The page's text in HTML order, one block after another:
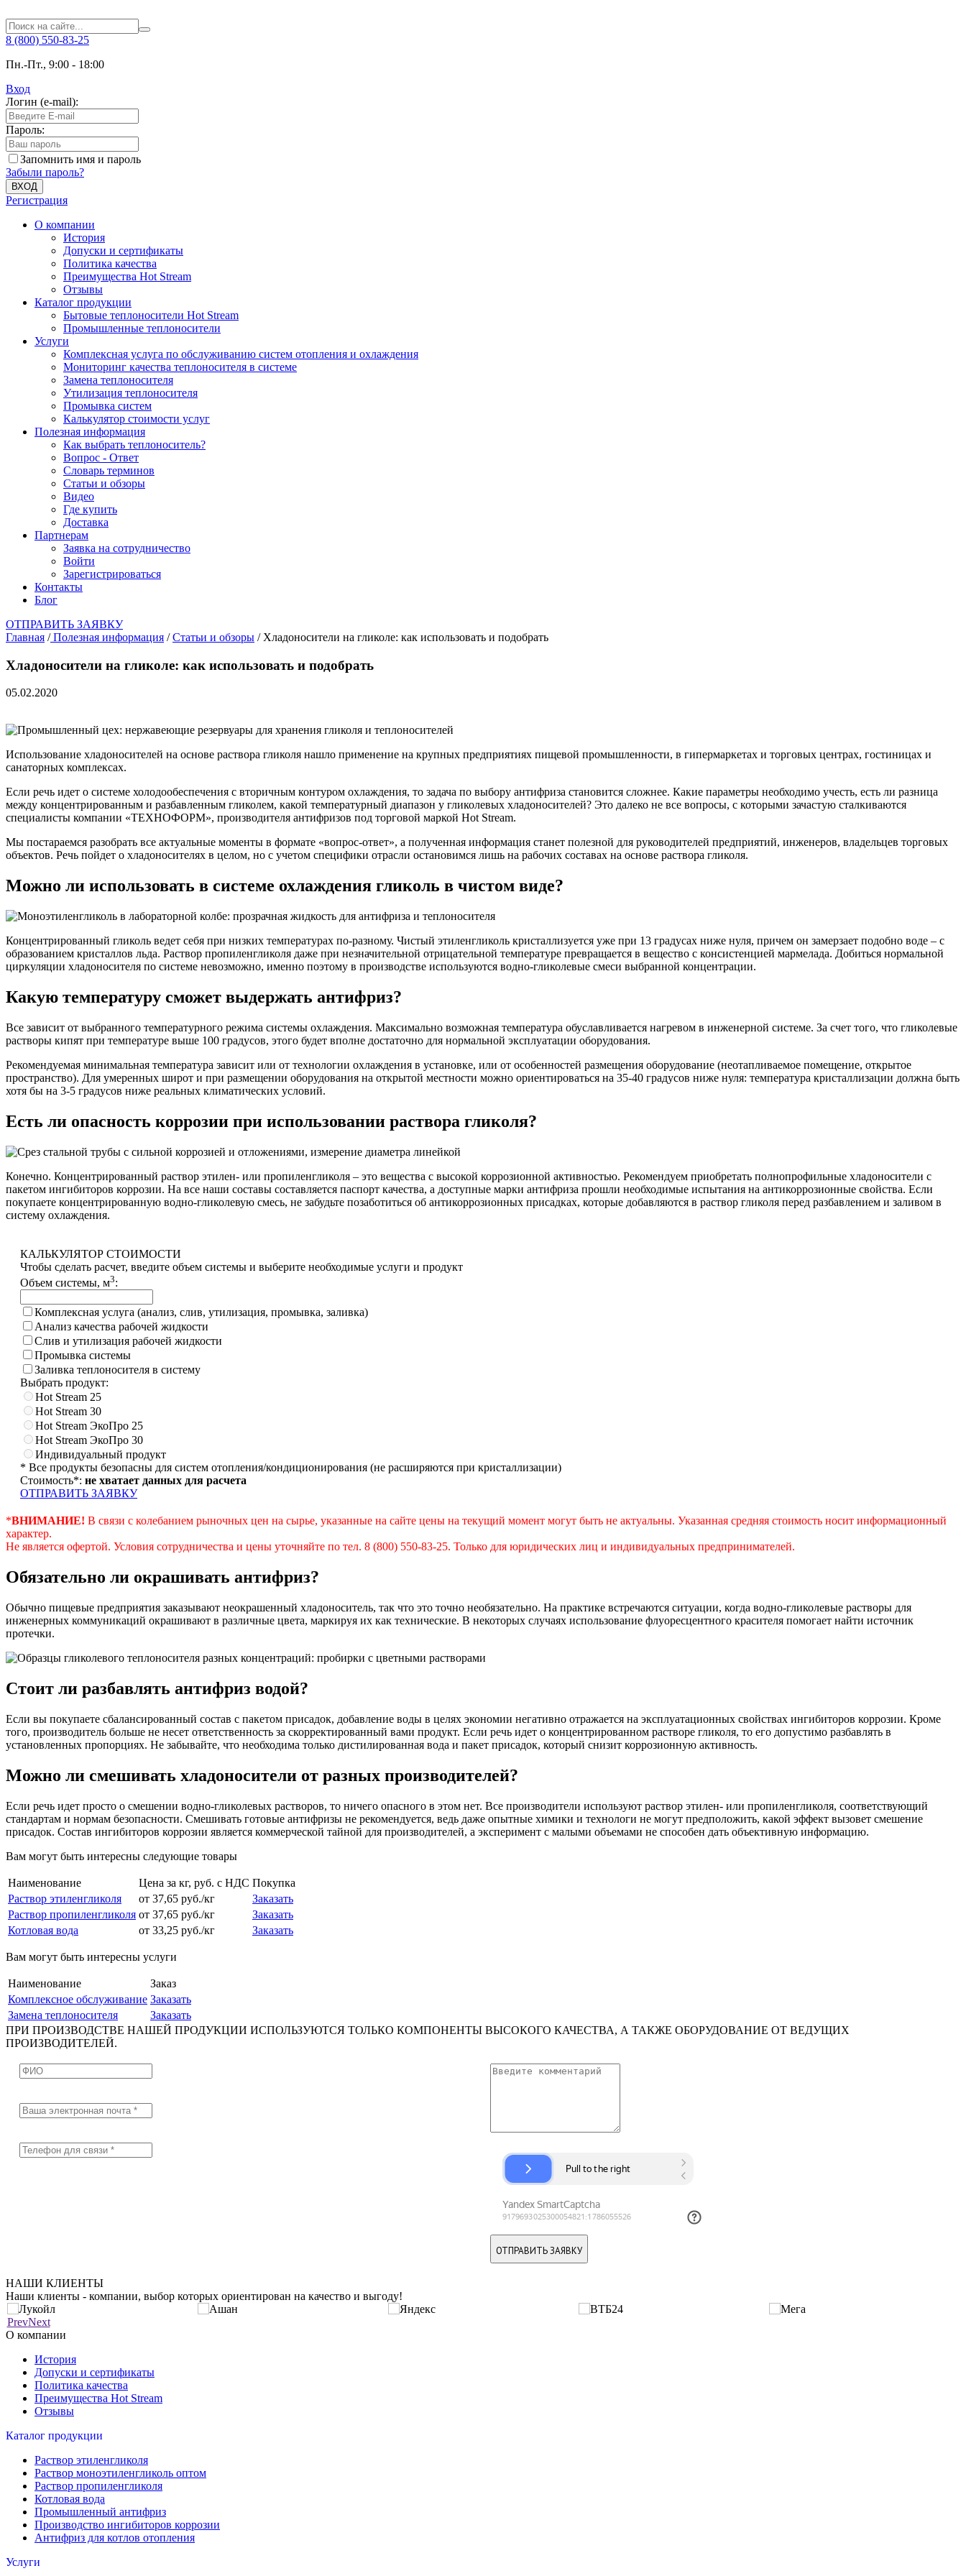
8 (800) 550-83-25
Пн.-Пт., 9:00 - 18:00
Вход
Логин (e-mail):
Пароль:
Запомнить имя и пароль
Забыли пароль?
ВХОД
Регистрация
О компании
История
Допуски и сертификаты
Политика качества
Преимущества Hot Stream
Отзывы
Каталог продукции
Бытовые теплоносители Hot Stream
Промышленные теплоносители
Услуги
Комплексная услуга по обслуживанию систем отопления и охлаждения
Мониторинг качества теплоносителя в системе
Замена теплоносителя
Утилизация теплоносителя
Промывка систем
Калькулятор стоимости услуг
Полезная информация
Как выбрать теплоноситель?
Вопрос - Ответ
Словарь терминов
Статьи и обзоры
Видео
Где купить
Доставка
Партнерам
Заявка на сотрудничество
Войти
Зарегистрироваться
Контакты
Блог
ОТПРАВИТЬ ЗАЯВКУ
Главная / Полезная информация / Статьи и обзоры / Хладоносители на гликоле: как использовать и подобрать
Хладоносители на гликоле: как использовать и подобрать
05.02.2020
Использование хладоносителей на основе раствора гликоля нашло применение на крупных предприятиях пищевой промышленности, в гипермаркетах и торговых центрах, гостиницах и
санаторных комплексах.
Если речь идет о системе холодообеспечения с вторичным контуром охлаждения, то задача по выбору антифриза становится сложнее. Какие параметры необходимо учесть, есть ли разница
между концентрированным и разбавленным гликолем, какой температурный диапазон у гликолевых хладоносителей? Это далеко не все вопросы, с которыми зачастую сталкиваются
специалисты компании «ТЕХНОФОРМ», производителя антифризов под торговой маркой Hot Stream.
Мы постараемся разобрать все актуальные моменты в формате «вопрос-ответ», а полученная информация станет полезной для руководителей предприятий, инженеров, владельцев торговых
объектов. Речь пойдет о хладоносителях в целом, но с учетом специфики отрасли остановимся лишь на рабочих составах на основе раствора гликоля.
Можно ли использовать в системе охлаждения гликоль в чистом виде?
Концентрированный гликоль ведет себя при низких температурах по-разному. Чистый этиленгликоль кристаллизуется уже при 13 градусах ниже нуля, причем он замерзает подобно воде – с
образованием кристаллов льда. Раствор пропиленгликоля даже при незначительной отрицательной температуре превращается в вещество с консистенцией мармелада. Добиться нормальной
циркуляции хладоносителя по системе невозможно, именно поэтому в производстве используются водно-гликолевые смеси выбранной концентрации.
Какую температуру сможет выдержать антифриз?
Все зависит от выбранного температурного режима системы охлаждения. Максимально возможная температура обуславливается нагревом в инженерной системе. За счет того, что гликолевые
растворы кипят при температуре выше 100 градусов, этого будет вполне достаточно для нормальной эксплуатации оборудования.
Рекомендуемая минимальная температура зависит или от технологии охлаждения в установке, или от особенностей размещения оборудование (неотапливаемое помещение, открытое
пространство). Для умеренных широт и при размещении оборудования на открытой местности можно ориентироваться на 35-40 градусов ниже нуля: температура кристаллизации должна быть
хотя бы на 3-5 градусов ниже реальных климатических условий.
Есть ли опасность коррозии при использовании раствора гликоля?
Конечно. Концентрированный раствор этилен- или пропиленгликоля – это вещества с высокой коррозионной активностью. Рекомендуем приобретать полнопрофильные хладоносители с
пакетом ингибиторов коррозии. На все наши составы составляется паспорт качества, а доступные марки антифриза прошли необходимые испытания на антикоррозионные свойства. Если
покупаете концентрированную водно-гликолевую смесь, не забудьте позаботиться об антикоррозионных присадках, которые добавляются в раствор гликоля перед разбавлением и заливом в
систему охлаждения.
КАЛЬКУЛЯТОР СТОИМОСТИ
Чтобы сделать расчет, введите объем системы и выберите необходимые услуги и продукт
Объем системы, м3:
Комплексная услуга (анализ, слив, утилизация, промывка, заливка)
Анализ качества рабочей жидкости
Слив и утилизация рабочей жидкости
Промывка системы
Заливка теплоносителя в систему
Выбрать продукт:
Hot Stream 25
Hot Stream 30
Hot Stream ЭкоПро 25
Hot Stream ЭкоПро 30
Индивидуальный продукт
* Все продукты безопасны для систем отопления/кондиционирования (не расширяются при кристаллизации)
Стоимость*: не хватает данных для расчета
ОТПРАВИТЬ ЗАЯВКУ
*ВНИМАНИЕ! В связи с колебанием рыночных цен на сырье, указанные на сайте цены на текущий момент могут быть не актуальны. Указанная средняя стоимость носит информационный
характер.
Не является офертой. Условия сотрудничества и цены уточняйте по тел. 8 (800) 550-83-25. Только для юридических лиц и индивидуальных предпринимателей.
Обязательно ли окрашивать антифриз?
Обычно пищевые предприятия заказывают неокрашенный хладоноситель, так что это точно необязательно. На практике встречаются ситуации, когда водно-гликолевые растворы для
инженерных коммуникаций окрашивают в различные цвета, маркируя их как технические. В некоторых случаях использование флуоресцентного красителя помогает найти источник
протечки.
Стоит ли разбавлять антифриз водой?
Если вы покупаете сбалансированный состав с пакетом присадок, добавление воды в целях экономии негативно отражается на эксплуатационных свойствах ингибиторов коррозии. Кроме
того, производитель больше не несет ответственность за скорректированный вами продукт. Если речь идет о концентрированном растворе гликоля, то его допустимо разбавлять в
установленных пропорциях. Не забывайте, что необходима только дистилированная вода и пакет присадок, который снизит коррозионную активность.
Можно ли смешивать хладоносители от разных производителей?
Если речь идет просто о смешении водно-гликолевых растворов, то ничего опасного в этом нет. Все производители используют раствор этилен- или пропиленгликоля, соответствующий
стандартам и нормам безопасности. Смешивать готовые антифризы не рекомендуется, ведь даже опытные химики и технологи не могут предположить, какой эффект вызовет смешение
присадок. Состав ингибиторов коррозии является коммерческой тайной для производителей, а эксперимент с малыми объемами не способен дать объективную информацию.
Вам могут быть интересны следующие товары
Наименование Цена за кг, руб. с НДС Покупка
Раствор этиленгликоля
от 37,65 руб./кг
Заказать
Раствор пропиленгликоля от 37,65 руб./кг
Заказать
Котловая вода
от 33,25 руб./кг Заказать
Вам могут быть интересны услуги
Наименование
Заказ
Комплексное обслуживание Заказать
Замена теплоносителя
Заказать
ПРИ ПРОИЗВОДСТВЕ НАШЕЙ ПРОДУКЦИИ ИСПОЛЬЗУЮТСЯ ТОЛЬКО КОМПОНЕНТЫ ВЫСОКОГО КАЧЕСТВА, А ТАКЖЕ ОБОРУДОВАНИЕ ОТ ВЕДУЩИХ
ПРОИЗВОДИТЕЛЕЙ.
ОТПРАВИТЬ ЗАЯВКУ
НАШИ КЛИЕНТЫ
Наши клиенты - компании, выбор которых ориентирован на качество и выгоду!
PrevNext
О компании
История
Допуски и сертификаты
Политика качества
Преимущества Hot Stream
Отзывы
Каталог продукции
Раствор этиленгликоля
Раствор моноэтиленгликоль оптом
Раствор пропиленгликоля
Котловая вода
Промышленный антифриз
Производство ингибиторов коррозии
Антифриз для котлов отопления
Услуги